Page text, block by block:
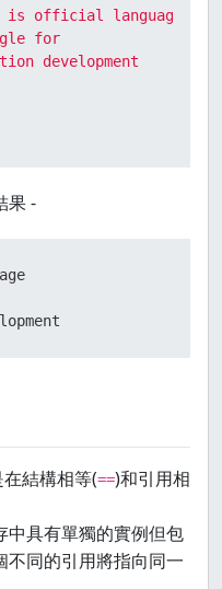
is official language
for
development
果 -
結構相等(==)和引用相
中具有單獨的實例但包
不同的引用將指向同一